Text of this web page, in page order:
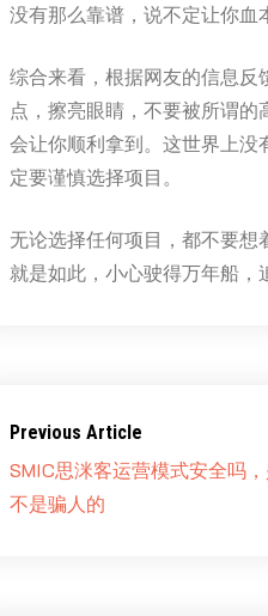
没有那么靠谱，说不定让你血
综合来看，根据网友的信息
点，擦亮眼睛，不要被所谓
会让你顺利拿到。这世界上
定要谨慎选择项目。
无论选择任何项目，都不要
就是如此，小心驶得万年船，
Previous Article
SMIC思洣客运营模式安全吗
不是骗人的